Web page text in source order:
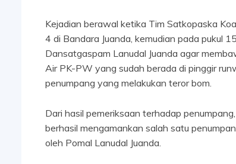
Kejadian berawal ketika Tim Satkopaska
4 di Bandara Juanda, kemudian pada pukul
Dansatgaspam Lanudal Juanda agar
Air PK-PW yang sudah berada di pinggir
penumpang yang melakukan teror bom.
Dari hasil pemeriksaan terhadap
berhasil mengamankan salah satu
oleh Pomal Lanudal Juanda.